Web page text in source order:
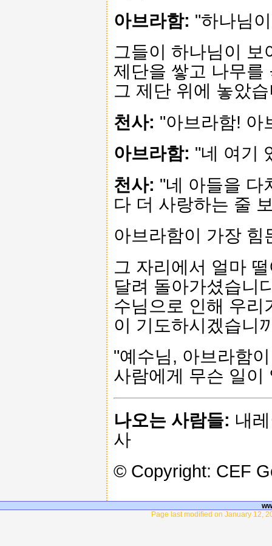
아브라함: "하나님
그들이 하나님이 보
제단을 쌓고 나무를
그 제단 위에 놓았
천사: "아브라함! 아
아브라함: "네 여기
천사: "네 아들을 다
다 더 사랑하는 줄
아브라함이 가장 힘
그 자리에서 얼마
달려 돌아가셨습니
수님으로 인해 우리
이 기도하시겠습니
"예수님, 아브라함
사람에게 무슨 일이
나오는 사람들: 내
사
© Copyright: CEF
Page last modified on January 12,